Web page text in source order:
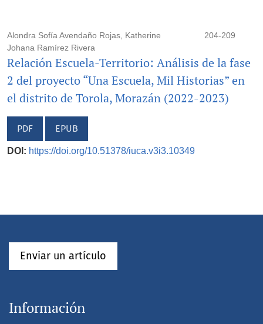
Alondra Sofía Avendaño Rojas, Katherine
Johana Ramírez Rivera
204-209
Relación Escuela-Territorio: Análisis de la fase
2 del proyecto “Una Escuela, Mil Historias” en
el distrito de Torola, Morazán (2022-2023)
PDF EPUB
DOI: https://doi.org/10.51378/iuca.v3i3.10349
Enviar un artículo
Información